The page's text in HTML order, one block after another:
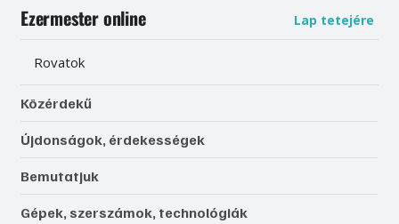
Ezermester online Lap tetejére
Rovatok
Közérdekű
Újdonságok, érdekességek
Bemutatjuk
Gépek, szerszámok, technológiák